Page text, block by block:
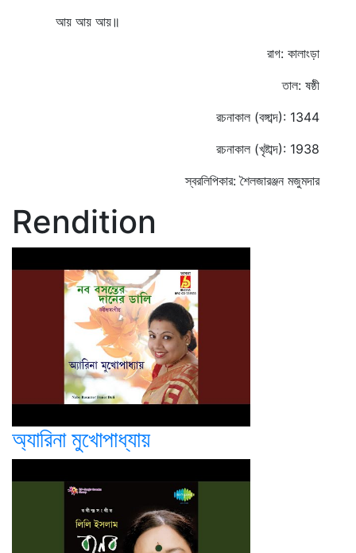
আয় আয় আয়॥
রাগ: কালাংড়া
তাল: ষষ্ঠী
রচনাকাল (বঙ্গাব্দ): 1344
রচনাকাল (খৃষ্টাব্দ): 1938
স্বরলিপিকার: শৈলজারঞ্জন মজুমদার
Rendition
অ্যারিনা মুখোপাধ্যায়